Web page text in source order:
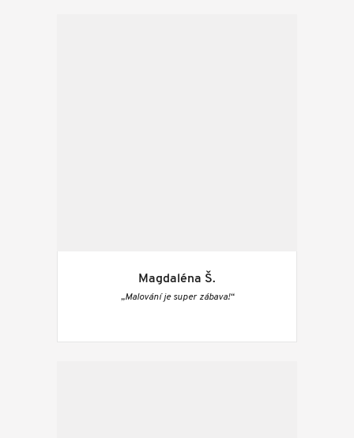
Magdaléna Š.
„Malování je super zábava!“